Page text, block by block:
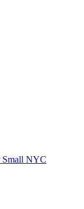
Small NYC